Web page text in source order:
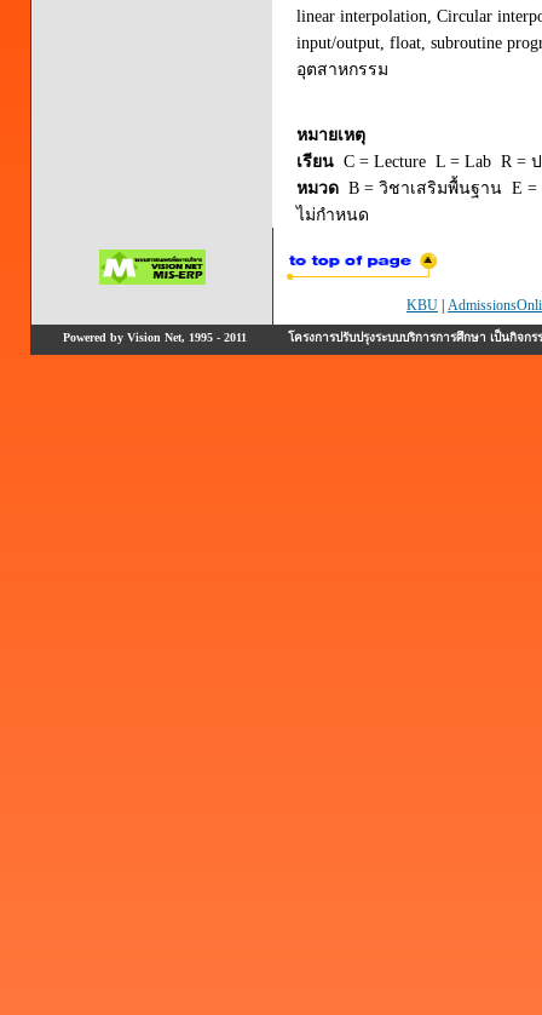
linear interpolation, Circular
input/output, float, subroutine
อุตสาหกรรม
หมายเหตุ
เรียน C = Lecture L = Lab R =
หมวด B = วิชาเสริมพื้นฐาน E
ไม่กำหนด
KBU
Powered by Vision Net, 1995 - 2011 โครงการปรับปรุงระบบบริการการศึกษา เป็นกิ